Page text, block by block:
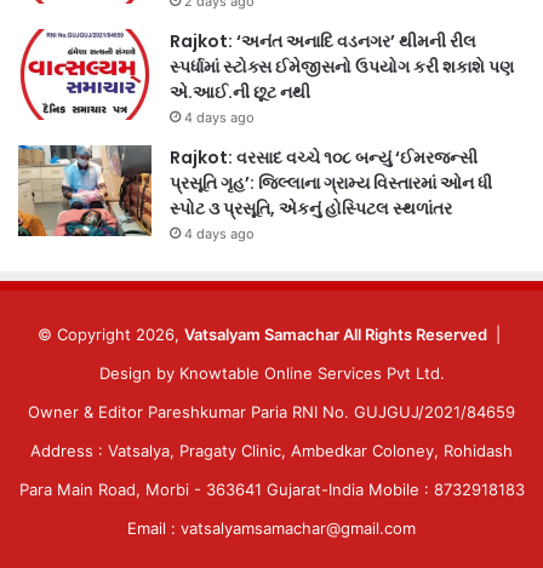
Rajkot: ‘અનંત અનાદિ વડનગર’ થીમની રીલ
સ્પર્ધામાં સ્ટોક્સ ઈમેજીસનો ઉપયોગ કરી શકાશે પણ
એ.આઈ.ની છૂટ નથી
4 days ago
Rajkot: વરસાદ વચ્ચે ૧૦૮ બન્યું ‘ઈમરજન્સી
પ્રસૂતિ ગૃહ’: જિલ્લાના ગ્રામ્ય વિસ્તારમાં ઓન ધી
સ્પોટ ૩ પ્રસૂતિ, એકનું હોસ્પિટલ સ્થળાંતર
4 days ago
© Copyright 2026, Vatsalyam Samachar All Rights Reserved
Design by Knowtable Online Services Pvt Ltd.
Owner & Editor Pareshkumar Paria RNI No. GUJGUJ/2021/84659
Address : Vatsalya, Pragaty Clinic, Ambedkar Coloney, Rohidash
Para Main Road, Morbi - 363641 Gujarat-India Mobile : 8732918183
Email : vatsalyamsamachar@gmail.com